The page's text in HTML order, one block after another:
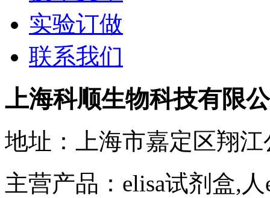
实验订做
联系我们
上海科顺生物科技有限
地址：上海市嘉定区翔江
主营产品：elisa试剂盒,